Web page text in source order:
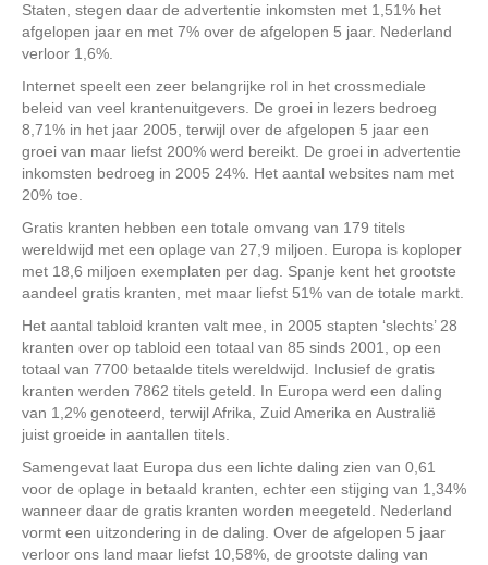
Staten, stegen daar de advertentie inkomsten met 1,51% het
afgelopen jaar en met 7% over de afgelopen 5 jaar. Nederland
verloor 1,6%.
Internet speelt een zeer belangrijke rol in het crossmediale
beleid van veel krantenuitgevers. De groei in lezers bedroeg
8,71% in het jaar 2005, terwijl over de afgelopen 5 jaar een
groei van maar liefst 200% werd bereikt. De groei in advertentie
inkomsten bedroeg in 2005 24%. Het aantal websites nam met
20% toe.
Gratis kranten hebben een totale omvang van 179 titels
wereldwijd met een oplage van 27,9 miljoen. Europa is koploper
met 18,6 miljoen exemplaten per dag. Spanje kent het grootste
aandeel gratis kranten, met maar liefst 51% van de totale markt.
Het aantal tabloid kranten valt mee, in 2005 stapten ‘slechts’ 28
kranten over op tabloid een totaal van 85 sinds 2001, op een
totaal van 7700 betaalde titels wereldwijd. Inclusief de gratis
kranten werden 7862 titels geteld. In Europa werd een daling
van 1,2% genoteerd, terwijl Afrika, Zuid Amerika en Australië
juist groeide in aantallen titels.
Samengevat laat Europa dus een lichte daling zien van 0,61
voor de oplage in betaald kranten, echter een stijging van 1,34%
wanneer daar de gratis kranten worden meegeteld. Nederland
vormt een uitzondering in de daling. Over de afgelopen 5 jaar
verloor ons land maar liefst 10,58%, de grootste daling van